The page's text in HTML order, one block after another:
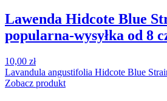
Lawenda Hidcote Blue
popularna-wysyłka od 8
10,00 zł
Lavandula angustifolia Hidcote Blue
Zobacz produkt